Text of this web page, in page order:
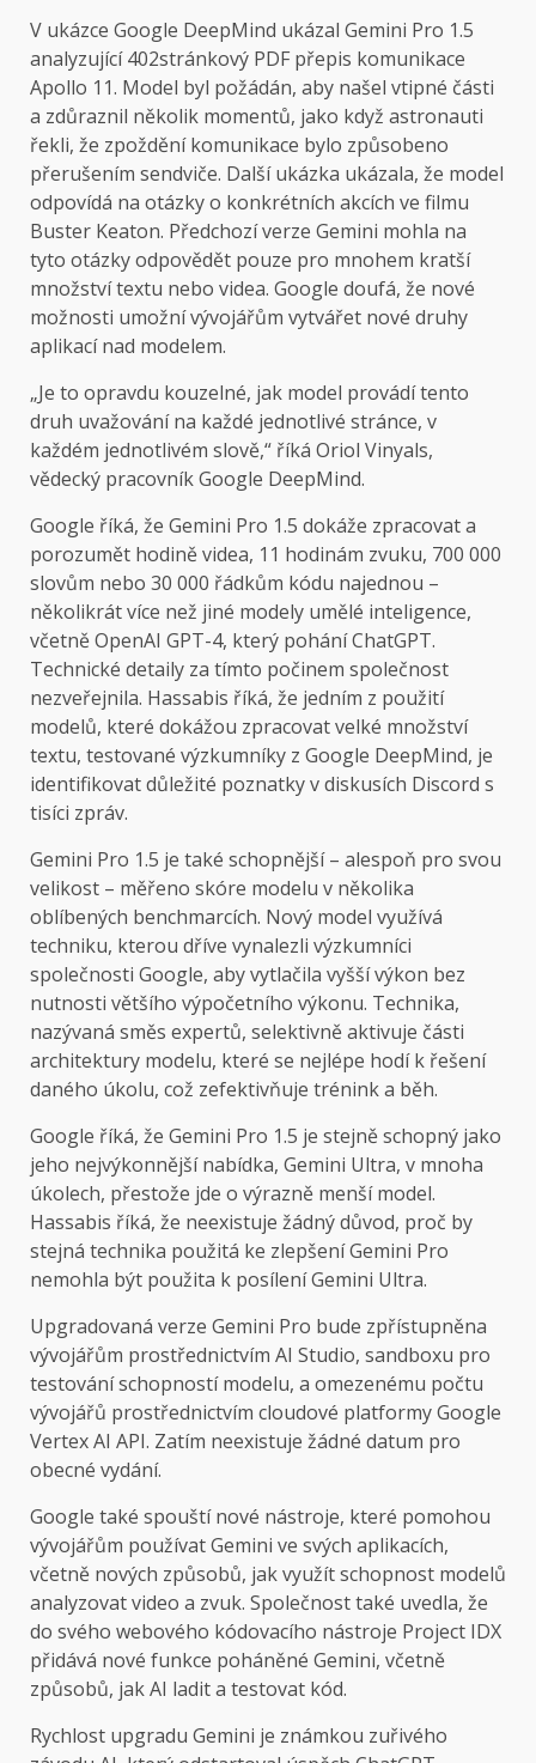
V ukázce Google DeepMind ukázal Gemini Pro 1.5
analyzující 402stránkový PDF přepis komunikace
Apollo 11. Model byl požádán, aby našel vtipné části
a zdůraznil několik momentů, jako když astronauti
řekli, že zpoždění komunikace bylo způsobeno
přerušením sendviče. Další ukázka ukázala, že model
odpovídá na otázky o konkrétních akcích ve filmu
Buster Keaton. Předchozí verze Gemini mohla na
tyto otázky odpovědět pouze pro mnohem kratší
množství textu nebo videa. Google doufá, že nové
možnosti umožní vývojářům vytvářet nové druhy
aplikací nad modelem.
„Je to opravdu kouzelné, jak model provádí tento
druh uvažování na každé jednotlivé stránce, v
každém jednotlivém slově,“ říká Oriol Vinyals,
vědecký pracovník Google DeepMind.
Google říká, že Gemini Pro 1.5 dokáže zpracovat a
porozumět hodině videa, 11 hodinám zvuku, 700 000
slovům nebo 30 000 řádkům kódu najednou –
několikrát více než jiné modely umělé inteligence,
včetně OpenAI GPT-4, který pohání ChatGPT.
Technické detaily za tímto počinem společnost
nezveřejnila. Hassabis říká, že jedním z použití
modelů, které dokážou zpracovat velké množství
textu, testované výzkumníky z Google DeepMind, je
identifikovat důležité poznatky v diskusích Discord s
tisíci zpráv.
Gemini Pro 1.5 je také schopnější – alespoň pro svou
velikost – měřeno skóre modelu v několika
oblíbených benchmarcích. Nový model využívá
techniku, kterou dříve vynalezli výzkumníci
společnosti Google, aby vytlačila vyšší výkon bez
nutnosti většího výpočetního výkonu. Technika,
nazývaná směs expertů, selektivně aktivuje části
architektury modelu, které se nejlépe hodí k řešení
daného úkolu, což zefektivňuje trénink a běh.
Google říká, že Gemini Pro 1.5 je stejně schopný jako
jeho nejvýkonnější nabídka, Gemini Ultra, v mnoha
úkolech, přestože jde o výrazně menší model.
Hassabis říká, že neexistuje žádný důvod, proč by
stejná technika použitá ke zlepšení Gemini Pro
nemohla být použita k posílení Gemini Ultra.
Upgradovaná verze Gemini Pro bude zpřístupněna
vývojářům prostřednictvím AI Studio, sandboxu pro
testování schopností modelu, a omezenému počtu
vývojářů prostřednictvím cloudové platformy Google
Vertex AI API. Zatím neexistuje žádné datum pro
obecné vydání.
Google také spouští nové nástroje, které pomohou
vývojářům používat Gemini ve svých aplikacích,
včetně nových způsobů, jak využít schopnost modelů
analyzovat video a zvuk. Společnost také uvedla, že
do svého webového kódovacího nástroje Project IDX
přidává nové funkce poháněné Gemini, včetně
způsobů, jak AI ladit a testovat kód.
Rychlost upgradu Gemini je známkou zuřivého